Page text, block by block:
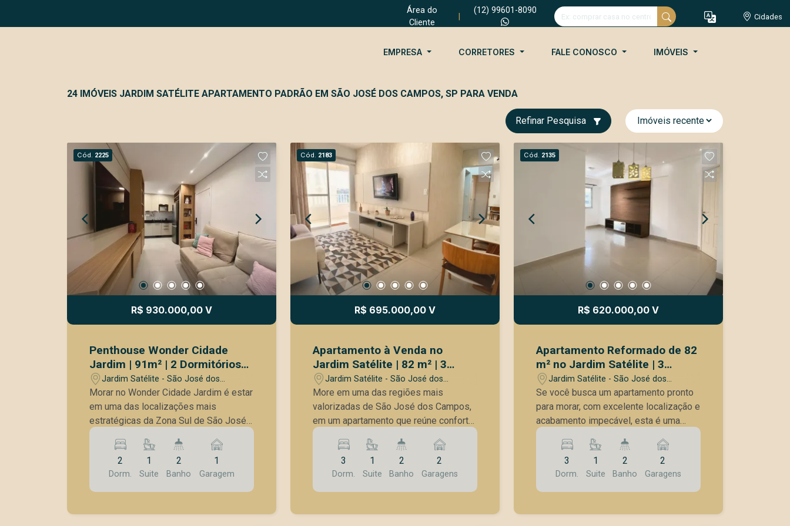
Área do
Cliente
(12) 99601-8090
Cidades
EMPRESA CORRETORES FALE CONOSCO IMÓVEIS
24 IMÓVEIS JARDIM SATÉLITE APARTAMENTO PADRÃO EM SÃO JOSÉ DOS CAMPOS, SP PARA VENDA
Refinar Pesquisa
Cód. 2225
R$ 930.000,00 V
Penthouse Wonder Cidade
Jardim | 91m² | 2 Dormitórios
sendo 1 suíte | Terraço Amplo |
Planejados | Próximo ao
Shopping Vale Sul
Jardim Satélite - São José dos
Campos/SP
Morar no Wonder Cidade Jardim é estar
em uma das localizações mais
estratégicas da Zona Sul de São José
dos Campos. O empreendimento está a
poucos passos do Vale Sul Shopping,
permitindo realizar diversas atividades
do dia a dia com praticidade, além de
estar próximo à ACM, supermercados,
2
Dorm.
1
Suite
2
Banho
1
Garagem
Cód. 2183
R$ 695.000,00 V
Apartamento à Venda no
Jardim Satélite | 82 m² | 3
Dormitórios | Vista Livre para o
Shopping Vale Sul | São José
dos Campos
Jardim Satélite - São José dos
Campos/SP
More em uma das regiões mais
valorizadas de São José dos Campos,
em um apartamento que reúne conforto,
sofisticação e excelente localização.
Situado no Jardim Satélite, o imóvel
está a poucos minutos do Vale Sul
Shopping, com fácil acesso à Via Dutra,
supermercados, escolas, farmácias e
3
Dorm.
1
Suite
2
Banho
2
Garagens
Cód. 2135
R$ 620.000,00 V
Apartamento Reformado de 82
m² no Jardim Satélite | 3
Dormitórios | 1 Suíte | 2 Vagas
Paralelas | Próximo ao Vale Sul
Shopping
Jardim Satélite - São José dos
Campos/SP
Se você busca um apartamento pronto
para morar, com excelente localização e
acabamento impecável, esta é uma
excelente oportunidade no Jardim
Satélite. Com 82 m² de área útil, o
imóvel foi recentemente reformado e
oferece ambientes modernos, bem
distribuídos e repletos de móveis
3
Dorm.
1
Suite
2
Banho
2
Garagens